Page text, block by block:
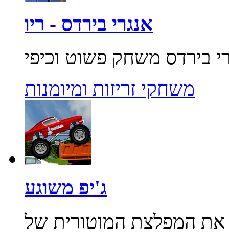
אנגרי בירדס - ריו
משחקי זריזות ומיומנות
ג'יפ משוגע